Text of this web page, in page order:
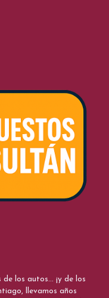
los autos... ¡y de los
llevamos años